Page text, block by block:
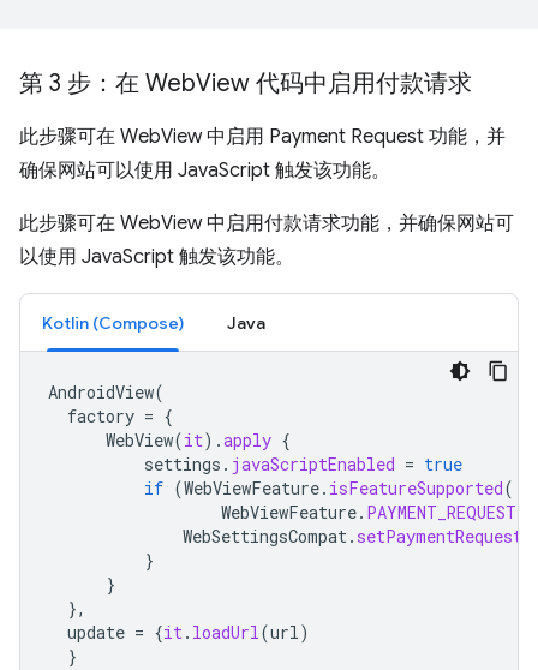
第 3 步：在 WebView 代码中启用付款请求
此步骤可在 WebView 中启用 Payment Request 功能，并
确保网站可以使用 JavaScript 触发该功能。
此步骤可在 WebView 中启用付款请求功能，并确保网站可
以使用 JavaScript 触发该功能。
Kotlin (Compose) Java
AndroidView(
factory = {
WebView(it).apply {
settings . javaScriptEnabled = true
if (WebViewFeature. isFeatureSupported(
WebViewFeature. PAYMENT_REQUEST
WebSettingsCompat.
}
}
},
update = {it. loadUrl(url)
}